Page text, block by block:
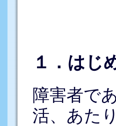
１．はじ
障害者で
活、あた